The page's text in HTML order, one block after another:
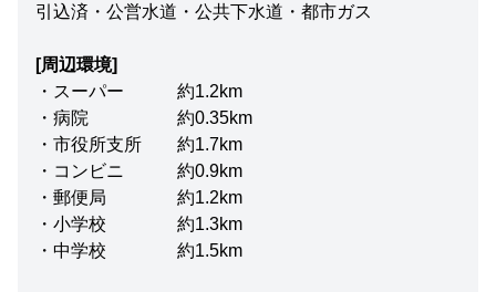
引込済・公営水道・公共下水道・都市ガス
[周辺環境]
・スーパー 約1.2km
・病院 約0.35km
・市役所支所 約1.7km
・コンビニ 約0.9km
・郵便局 約1.2km
・小学校 約1.3km
・中学校 約1.5km